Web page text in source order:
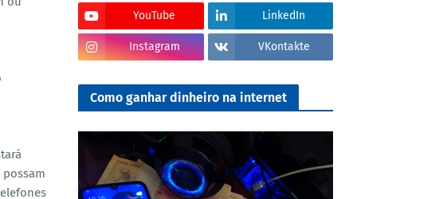
YouTube LinkedIn
Instagram VKontakte
Como ganhar dinheiro na internet